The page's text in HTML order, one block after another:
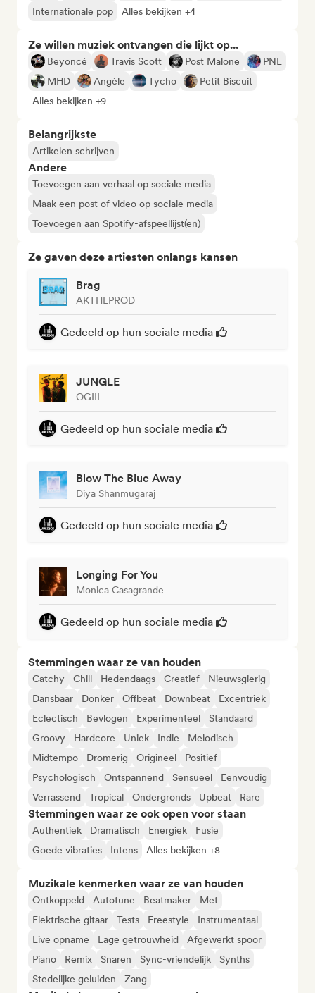
Internationale pop
Alles bekijken +4
Ze willen muziek ontvangen die lijkt op...
Beyoncé Travis Scott Post Malone
PNL
MHD
Angèle Tycho
Petit Biscuit
Alles bekijken +9
Belangrijkste
Artikelen schrijven
Andere
Toevoegen aan verhaal op sociale media
Maak een post of video op sociale media
Toevoegen aan Spotify-afspeellijst(en)
Ze gaven deze artiesten onlangs kansen
Brag
AKTHEPROD
Gedeeld op hun sociale media
JUNGLE
OGIII
Gedeeld op hun sociale media
Blow The Blue Away
Diya Shanmugaraj
Gedeeld op hun sociale media
Longing For You
Monica Casagrande
Gedeeld op hun sociale media
Stemmingen waar ze van houden
Catchy Chill Hedendaags Creatief
Nieuwsgierig
Dansbaar
Donker Offbeat Downbeat
Excentriek
Eclectisch
Bevlogen Experimenteel
Standaard
Groovy
Hardcore Uniek Indie
Melodisch
Midtempo
Dromerig Origineel
Positief
Psychologisch
Ontspannend Sensueel
Eenvoudig
Verrassend
Tropical Ondergronds Upbeat Rare
Stemmingen waar ze ook open voor staan
Authentiek Dramatisch Energiek
Fusie
Goede vibraties
Intens Alles bekijken +8
Muzikale kenmerken waar ze van houden
Ontkoppeld Autotune Beatmaker
Met
Elektrische gitaar
Tests Freestyle
Instrumentaal
Live opname
Lage getrouwheid
Afgewerkt spoor
Piano
Remix Snaren Sync-vriendelijk
Synths
Stedelijke geluiden
Zang